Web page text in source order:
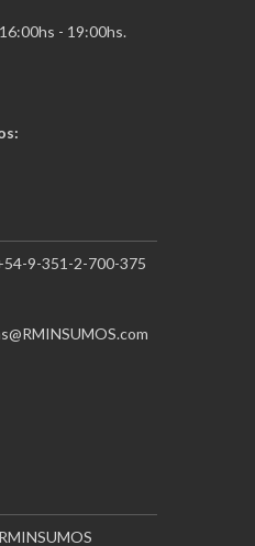
- 19:00hs.
9-351-2-700-375